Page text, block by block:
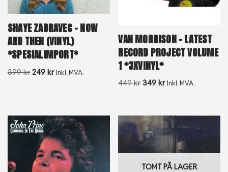
SHAYE ZADRAVEC – NOW
AND THEN (VINYL)
*SPESIALIMPORT*
399kr 249 kr Inkl. MVA.
VAN MORRISON – LATEST
RECORD PROJECT VOLUME
1 *3XVINYL*
449kr 349kr Inkl. MVA.
TOMT PÅ LAGER